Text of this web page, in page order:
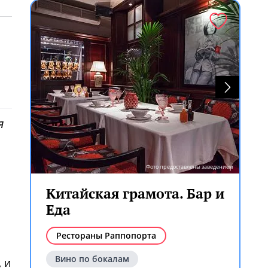
и
Фото предоставлены заведением
Китайская грамота. Бар и
Еда
Рестораны Раппопорта
Вино по бокалам